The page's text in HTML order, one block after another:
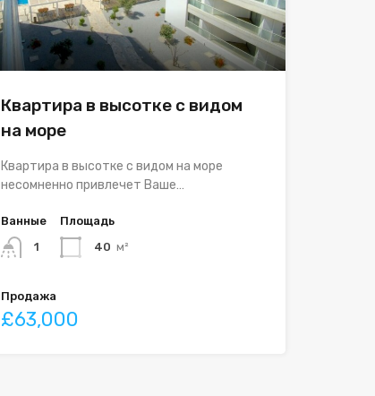
Квартира в высотке с видом
на море
Квартира в высотке с видом на море
несомненно привлечет Ваше…
Ванные
1
Площадь
40 м²
Продажа
£63,000